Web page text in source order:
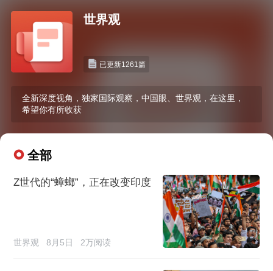
世界观
已更新1261篇
全新深度视角，独家国际观察，中国眼、世界观，在这里，
希望你有所收获
全部
Z世代的“蟑螂”，正在改变印度
世界观 8月5日 2万阅读